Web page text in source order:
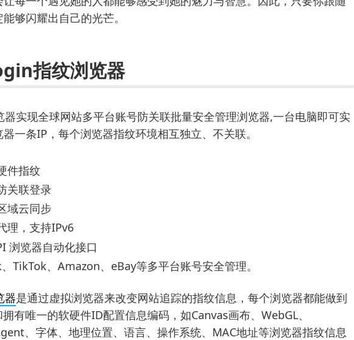
够闪耀出自己的光芒。
指纹浏览器
器实现全球网站多平台账号防关联批量安全管理浏览器,一台电脑即可实
一条IP，每个浏览器指纹环境相互独立、不关联。
件指纹
关联登录
域云同步
理，支持IPv6
浏览器自动化接口
TikTok、Amazon、eBay等多平台账号安全管理。
器是通过虚拟浏览器来改变网站追踪的指纹信息，每个浏览器都能做到
有唯一的软硬件ID配置信息编码，如Canvas画布、WebGL、
、字体、地理位置、语言、操作系统、MAC地址等浏览器指纹信息